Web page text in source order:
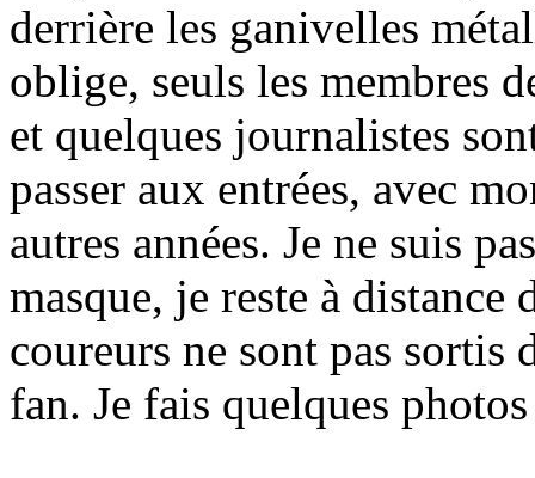
derrière les ganivelles
oblige, seuls les membres
et quelques journalistes
passer aux entrées, avec
autres années. Je ne suis
masque, je reste à distance
coureurs ne sont pas sortis
fan. Je fais quelques